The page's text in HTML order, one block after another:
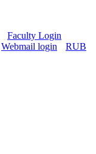
Faculty Login
Webmail login
RUB